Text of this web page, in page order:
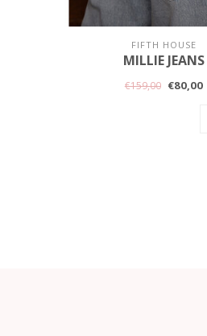
FIFTH HOUSE
MILLIE JEANS
€159,00 €80,00